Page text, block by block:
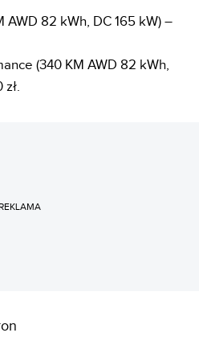
82 kWh, DC 165 kW) –
(340 KM AWD 82 kWh,
REKLAMA